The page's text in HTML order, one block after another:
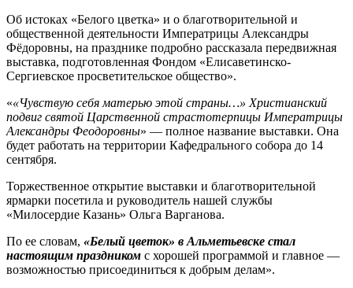
Об истоках «Белого цветка» и о благотворительной и
общественной деятельности Императрицы Александры
Фёдоровны, на празднике подробно рассказала передвижная
выставка, подготовленная Фондом «Елисаветинско-
Сергиевское просветительское общество».
««Чувствую себя матерью этой страны…» Христианский
подвиг святой Царственной страстотерпицы Императрицы
Александры Феодоровны» — полное название выставки. Она
будет работать на территории Кафедрального собора до 14
сентября.
Торжественное открытие выставки и благотворительной
ярмарки посетила и руководитель нашей службы
«Милосердие Казань» Ольга Варганова.
По ее словам, «Белый цветок» в Альметьевске стал
настоящим праздником с хорошей программой и главное —
возможностью присоединиться к добрым делам».